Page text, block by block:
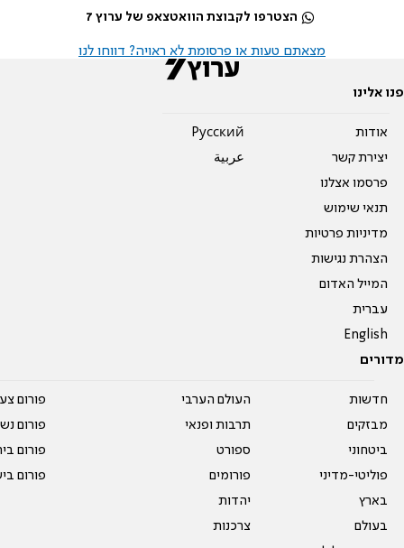
הצטרפו לקבוצת הוואטצאפ של ערוץ 7
מצאתם טעות או פרסומת לא ראויה? דווחו לנו
פנו אלינו
אודות
יצירת קשר
פרסמו אצלנו
תנאי שימוש
מדיניות פרטיות
הצהרת נגישות
המייל האדום
עברית
English
Pусский
عربية
מדורים
חדשות
מבזקים
ביטחוני
פוליטי-מדיני
בארץ
בעולם
העולם הערבי
תרבות ופנאי
ספורט
פורומים
יהדות
צרכנות
פורום
פורום
פורום
פורום